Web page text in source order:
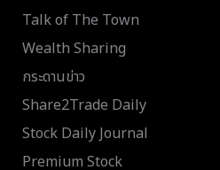
Talk of The Town
Wealth Sharing
กระดานข่าว
Share2Trade Daily
Stock Daily Journal
Premium Stock